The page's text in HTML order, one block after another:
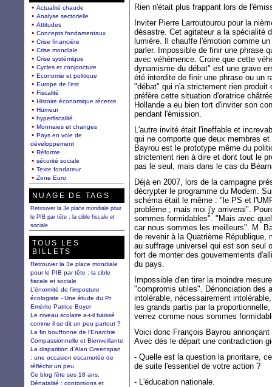
Rien n'était plus frappant lors de
Inviter Pierre Larroutourou pour la
désastre. Cet agitateur a la spécialité
lumière. Il chauffe l'émotion comme
parler. Impossible de finir une phrase
avec véhémence. Croire que cette
dynamisme du débat" est une grave
été interdite de finir une phrase ou un
"débat" qui n'a strictement rien produit
préfère cette situation d'oratrice
Hollande a eu bien tort d'inviter son
pendant l'émission.
L'autre invité était l'ineffable et
qui ne comporte que deux membres
Bayrou est le prototype même du
strictement rien à dire et dont tout le
pas le seul, mais dans le cas du
Déjà en 2007, lors de la campagne
décrypter le programme du Modem.
schéma était le même : "le PS et
problème ; mais moi j'y arriverai".
sommes formidables". "Mais avec
car nous sommes les meilleurs". M.
de revenir à la Quatrième
au suffrage universel qui est son seul
fort de monter des gouvernements
du pays.
Impossible d'en tirer la moindre
"compromis utiles". Dénonciation des
intolérable, nécessairement
les grands partis par la
verrez comme nous sommes
Voici donc François Bayrou
Avec dès le départ une contradiction
- Quelle est la question la prioritaire,
de suite l'essentiel de votre action ?
- L'éducation nationale.
Actualité chaude
Analyse sectorielle
Attitudes
Concepts fondamentaux
Crise financière
Crise mondiale
Crise systémique
Cycles et conjoncture
Economie et politique
Europe de l'est
Fiscalité
Histoire économique récente
Humeur
hyperfiscalité
Monnaies et changes
Pays en voie de
développement
Réforme
sécurité sociale
Texte fondateur
Zone Euro
NUAGE DE TAGS
Retrouver la 3e place mondiale pour
le PIB par tête : la cible fiscale et
sociale
TOUS LES
BILLETS
Retrouver la 3e place mondiale
pour le PIB par tête : la cible
fiscale et sociale
L’énormité de l’imposture
écologiste - Une étude du Pr
Emérite Patrice Boyer
Le niveau scolaire a-t-il baissé
comme il se dit un peu partout ?
La fin bouffonne de l’Enarchie
Compassionnelle et Bienveillante
La disparition d’Alan Greenspan
: une occasion escamotée de
réfléchir un peu
Ce blog fête ses 18 ans.
Dénatalité : contorsions et